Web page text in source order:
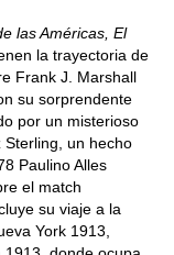
las Américas, El
la trayectoria de
Frank J. Marshall
su sorprendente
por un misterioso
un hecho
Paulino Alles
el match
su viaje a la
York 1913,